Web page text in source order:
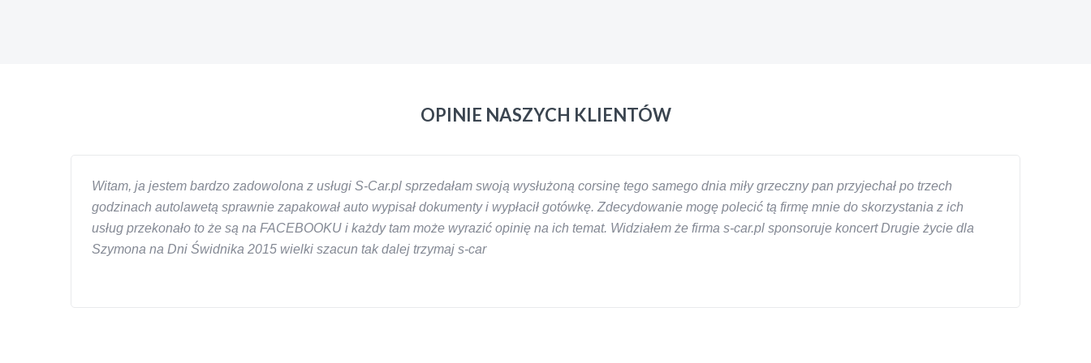
OPINIE NASZYCH KLIENTÓW
Witam, ja jestem bardzo zadowolona z usługi S-Car.pl sprzedałam swoją wysłużoną corsinę tego samego dnia miły grzeczny pan przyjechał po trzech
godzinach autolawetą sprawnie zapakował auto wypisał dokumenty i wypłacił gotówkę. Zdecydowanie mogę polecić tą firmę mnie do skorzystania z ich
usług przekonało to że są na FACEBOOKU i każdy tam może wyrazić opinię na ich temat. Widziałem że firma s-car.pl sponsoruje koncert Drugie życie dla
Szymona na Dni Świdnika 2015 wielki szacun tak dalej trzymaj s-car